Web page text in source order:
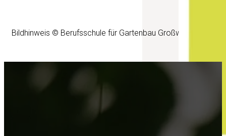
Bildhinweis © Berufsschule für Gartenbau Großwilfersdorf